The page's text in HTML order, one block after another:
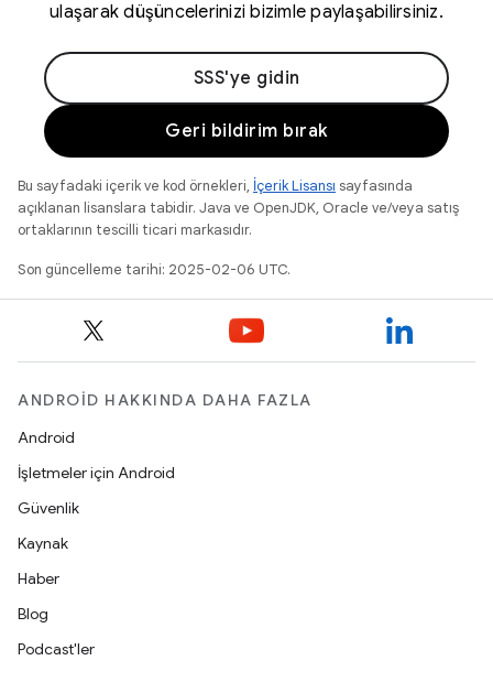
ulaşarak düşüncelerinizi bizimle paylaşabilirsiniz.
SSS'ye gidin
Geri bildirim bırak
Bu sayfadaki içerik ve kod örnekleri, İçerik Lisansı sayfasında
açıklanan lisanslara tabidir. Java ve OpenJDK, Oracle ve/veya satış
ortaklarının tescilli ticari markasıdır.
Son güncelleme tarihi: 2025-02-06 UTC.
ANDROID HAKKINDA DAHA FAZLA
Android
İşletmeler için Android
Güvenlik
Kaynak
Haber
Blog
Podcast'ler